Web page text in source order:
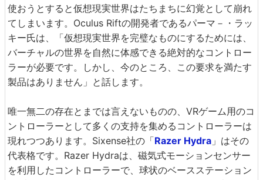
使おうとすると仮想現実世界はたちまちに幻覚として崩れ
てしまいます。Oculus Riftの開発者であるパーマ－・ラッ
キー氏は、「仮想現実世界を完璧なものにするためには、
バーチャルの世界を自然に体感できる絶対的なコントロー
ラーが必要です。しかし、今のところ、この要求を満たす
製品はありません」と話します。
唯一無二の存在とまでは言えないものの、VRゲーム用のコ
ントローラーとして多くの支持を集めるコントローラーは
現れつつあります。Sixense社の「Razer Hydra 」はその
代表格です。Razer Hydraは、磁気式モーションセンサー
を利用したコントローラーで、球状のベースステーション